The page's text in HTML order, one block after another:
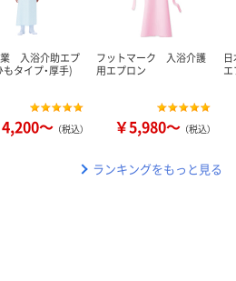
入浴介助エプ
タイプ・厚手)
～ （税込）
フットマーク 入浴介護
用エプロン
￥5,980～ （税込）
エ
ランキングをもっと見る